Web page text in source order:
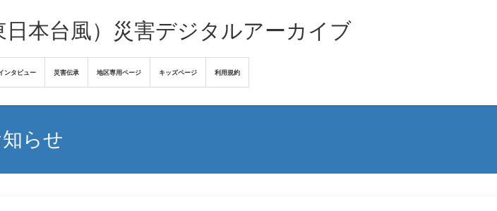
日本台風）災害デジタルアーカイブ
ンタビュー 災害伝承 地区専用ページ キッズページ 利用規約
らせ